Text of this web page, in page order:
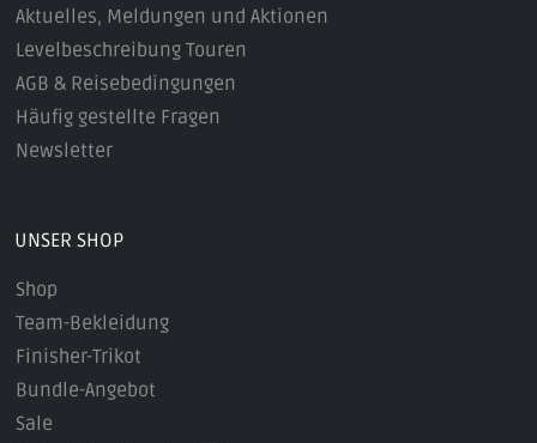
Aktuelles, Meldungen und Aktionen
Levelbeschreibung Touren
AGB & Reisebedingungen
Häufig gestellte Fragen
Newsletter
UNSER SHOP
Shop
Team-Bekleidung
Finisher-Trikot
Bundle-Angebot
Sale